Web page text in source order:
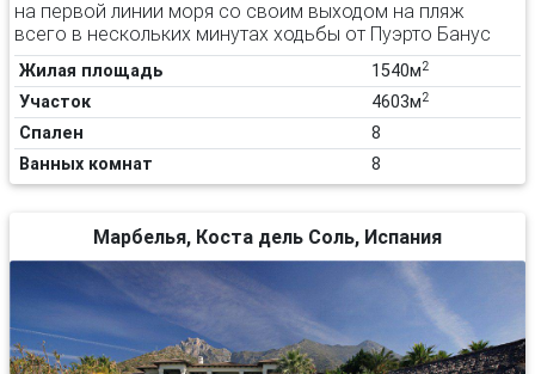
на первой линии моря со своим выходом на пляж
всего в нескольких минутах ходьбы от Пуэрто Банус
Жилая площадь 1540м2
Участок 4603м2
Спален
8
Ванных комнат
8
Марбелья, Коста дель Соль, Испания